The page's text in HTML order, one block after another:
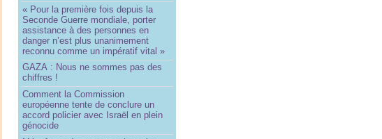
« Pour la première fois depuis la
Seconde Guerre mondiale, porter
assistance à des personnes en
danger n’est plus unanimement
reconnu comme un impératif vital »
GAZA : Nous ne sommes pas des
chiffres !
Comment la Commission
européenne tente de conclure un
accord policier avec Israël en plein
génocide